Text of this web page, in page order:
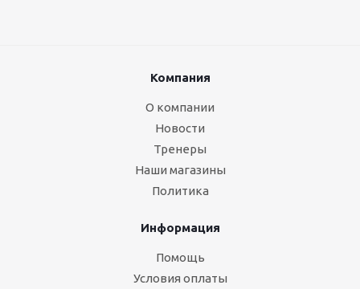
Компания
О компании
Новости
Тренеры
Наши магазины
Политика
Информация
Помощь
Условия оплаты